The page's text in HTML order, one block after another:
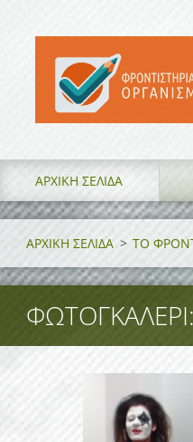
ΑΡΧΙΚΗ ΣΕΛΙΔΑ
ΑΡΧΙΚΗ ΣΕΛΙΔΑ > ΤΟ